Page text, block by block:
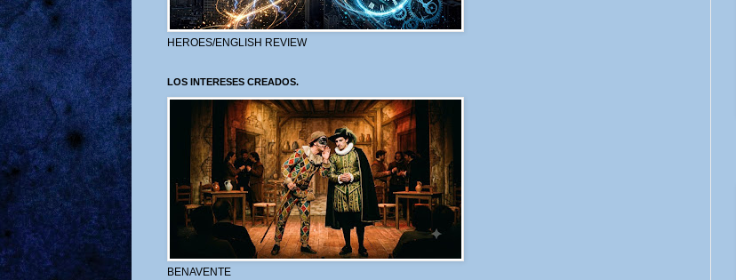
HEROES/ENGLISH REVIEW
LOS INTERESES CREADOS.
BENAVENTE